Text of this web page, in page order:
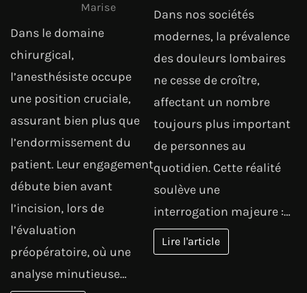
Marise
Dans le domaine
chirurgical,
l’anesthésiste occupe
une position cruciale,
assurant bien plus que
l’endormissement du
patient. Leur engagement
débute bien avant
l’incision, lors de
l’évaluation
préopératoire, où une
analyse minutieuse…
Dans nos sociétés
modernes, la prévalence
des douleurs lombaires
ne cesse de croître,
affectant un nombre
toujours plus important
de personnes au
quotidien. Cette réalité
soulève une
interrogation majeure :…
Lire l'article